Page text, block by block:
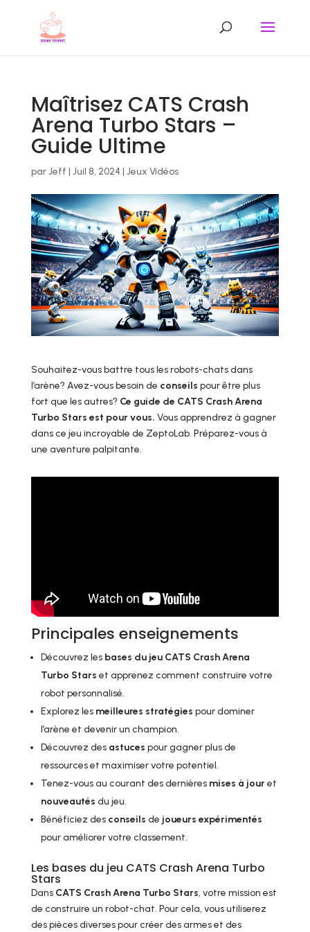
Maîtrisez CATS Crash
Arena Turbo Stars –
Guide Ultime
parJeff | Juil 8, 2024 | Jeux Vidéos
Souhaitez-vous battre tous les robots-chats dans
l’arène? Avez-vous besoin de conseils pour être plus
fort que les autres? Ce guide de CATS Crash Arena
Turbo Stars est pour vous. Vous apprendrez à gagner
dans ce jeu incroyable de ZeptoLab. Préparez-vous à
une aventure palpitante.
Principales enseignements
Découvrez les bases du jeu CATS Crash Arena
Turbo Stars et apprenez comment construire votre
robot personnalisé.
Explorez les meilleures stratégies pour dominer
l’arène et devenir un champion.
Découvrez des astuces pour gagner plus de
ressources et maximiser votre potentiel.
Tenez-vous au courant des dernières mises à jouret
nouveautés du jeu.
Bénéficiez des conseils de joueurs expérimentés
pour améliorer votre classement.
Les bases du jeu CATS Crash Arena Turbo
Stars
Dans CATS Crash Arena Turbo Stars, votre mission est
de construire un robot-chat. Pour cela, vous utiliserez
des pièces diverses pour créer des armes et des